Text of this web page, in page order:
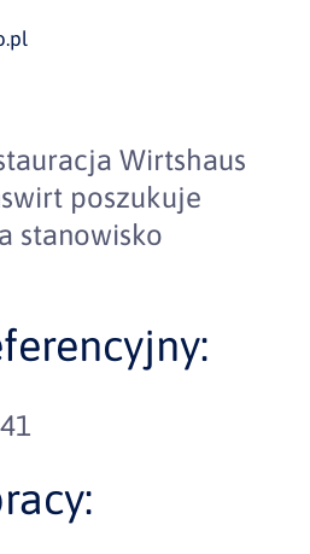
Wirtshaus
poszukuje
stanowisko